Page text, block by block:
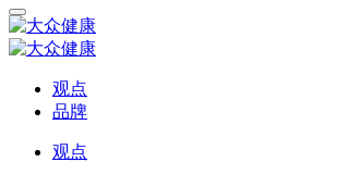
观点
品牌
观点